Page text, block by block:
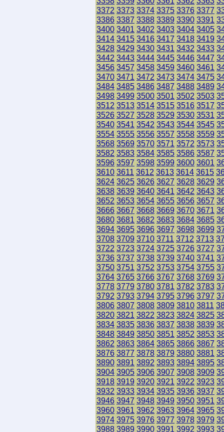
3372 3373 3374 3375 3376 3377
3386 3387 3388 3389 3390 3391
3400 3401 3402 3403 3404 3405
3414 3415 3416 3417 3418 3419
3428 3429 3430 3431 3432 3433
3442 3443 3444 3445 3446 3447
3456 3457 3458 3459 3460 3461
3470 3471 3472 3473 3474 3475
3484 3485 3486 3487 3488 3489
3498 3499 3500 3501 3502 3503
3512 3513 3514 3515 3516 3517
3526 3527 3528 3529 3530 3531
3540 3541 3542 3543 3544 3545
3554 3555 3556 3557 3558 3559
3568 3569 3570 3571 3572 3573
3582 3583 3584 3585 3586 3587
3596 3597 3598 3599 3600 3601
3610 3611 3612 3613 3614 3615
3624 3625 3626 3627 3628 3629
3638 3639 3640 3641 3642 3643
3652 3653 3654 3655 3656 3657
3666 3667 3668 3669 3670 3671
3680 3681 3682 3683 3684 3685
3694 3695 3696 3697 3698 3699
3708 3709 3710 3711 3712 3713
3722 3723 3724 3725 3726 3727
3736 3737 3738 3739 3740 3741
3750 3751 3752 3753 3754 3755
3764 3765 3766 3767 3768 3769
3778 3779 3780 3781 3782 3783
3792 3793 3794 3795 3796 3797
3806 3807 3808 3809 3810 3811
3820 3821 3822 3823 3824 3825
3834 3835 3836 3837 3838 3839
3848 3849 3850 3851 3852 3853
3862 3863 3864 3865 3866 3867
3876 3877 3878 3879 3880 3881
3890 3891 3892 3893 3894 3895
3904 3905 3906 3907 3908 3909
3918 3919 3920 3921 3922 3923
3932 3933 3934 3935 3936 3937
3946 3947 3948 3949 3950 3951
3960 3961 3962 3963 3964 3965
3974 3975 3976 3977 3978 3979
3988 3989 3990 3991 3992 3993